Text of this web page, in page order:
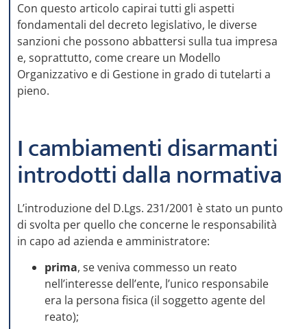
Con questo articolo capirai tutti gli aspetti
fondamentali del decreto legislativo, le diverse
sanzioni che possono abbattersi sulla tua impresa
e, soprattutto, come creare un Modello
Organizzativo e di Gestione in grado di tutelarti a
pieno.
I cambiamenti disarmanti
introdotti dalla normativa
L’introduzione del D.Lgs. 231/2001 è stato un punto
di svolta per quello che concerne le responsabilità
in capo ad azienda e amministratore:
prima, se veniva commesso un reato
nell’interesse dell’ente, l’unico responsabile
era la persona fisica (il soggetto agente del
reato);